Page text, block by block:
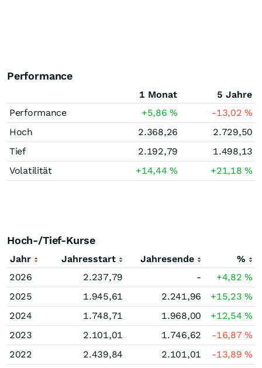
Performance
1 Monat
5 Jahre
Performance
+5,86% -13,02%
Hoch
2.368,26
2.729,50
Tief
2.192,79
1.498,13
Volatilität
+14,44% +21,18%
Hoch-/Tief-Kurse
Jahr Jahresstart Jahresende
%
2026
2.237,79 - +4,82%
2025
1.945,61 2.241,96 +15,23%
2024
1.748,71 1.968,00 +12,54%
2023
2.101,01 1.746,62 -16,87%
2022
2.439,84 2.101,01 -13,89%